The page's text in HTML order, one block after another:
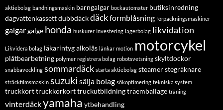
aktiebolag bandningsmaskin barngalgar bockautomater butiksinredning
dagvattenkassettdubbdäckdäckformblåsning förpackningsmaskiner
galgargalge honda huskurer Investering lagerbolag likvidation
Likvidera bolag läkarintyg alkolås länkar motion motorcykel
plåtbearbetning polymer registrera bolag robotsvetsning skyltdockor
snabbaveckling sommardäck starta aktiebolag steamerstegräknare
sträckfilmsmaskin suzuki sälja bolag sökoptimering tekniska system
truckkorttruckkörkorttruckutbildningträemballage träning
vinterdäckyamaha ytbehandling